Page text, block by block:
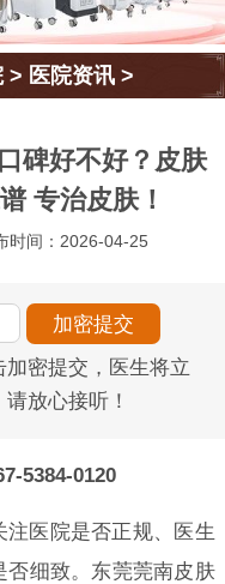
> 医院资讯 >
碑好不好？皮肤
专治皮肤！
时间：2026-04-25
密提交，医生将立
请放心接听！
5384-0120
医院是否正规、医生
否细致。东莞莞南皮肤